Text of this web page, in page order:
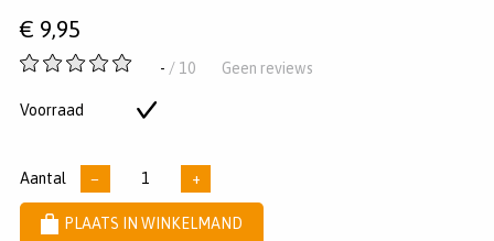
€ 9,95
-
5
- / 10 Geen reviews
Voorraad
Aantal − +
PLAATS IN WINKELMAND